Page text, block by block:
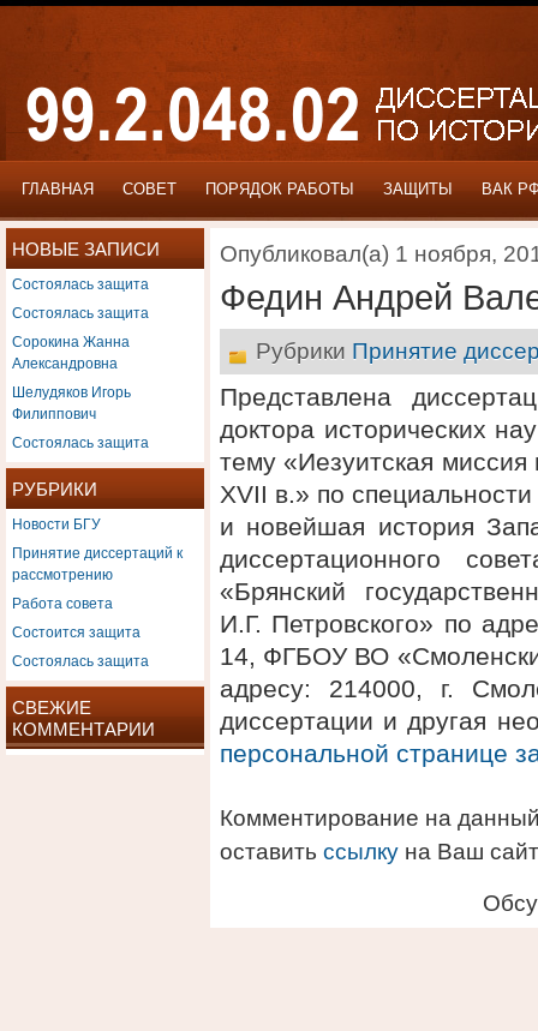
ГЛАВНАЯ СОВЕТ ПОРЯДОК РАБОТЫ ЗАЩИТЫ ВАК
НОВЫЕ ЗАПИСИ
Состоялась защита
Состоялась защита
Сорокина Жанна
Александровна
Шелудяков Игорь
Филиппович
Состоялась защита
РУБРИКИ
Новости БГУ
Принятие диссертаций к
рассмотрению
Работа совета
Состоится защита
Состоялась защита
СВЕЖИЕ
КОММЕНТАРИИ
Опубликовал(а) 1 ноября,
Федин Андрей
Рубрики Принятие
Представлена
доктора исторических
тему «Иезуитская
XVII в.» по
и новейшая история
диссертационного
«Брянский
И.Г. Петровского» по
14, ФГБОУ ВО
адресу: 214000, г.
диссертации и другая
персональной странице
Комментирование на
оставить ссылку на Ваш